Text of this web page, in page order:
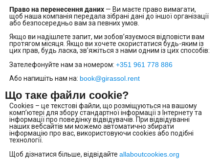
Право на перенесення даних— Ви маєте право вимагати,
щоб наша компанія передала зібрані дані до іншої організації
або безпосередньо вам за певних умов.
Якщо ви надішлете запит, ми зобов’язуємося відповісти вам
протягом місяця. Якщо ви хочете скористатися будь-яким із
цих прав, будь ласка, зв’яжіться з нами одним із цих способів:
Зателефонуйте нам за номером: +351 961 778 886
Або напишіть нам на: book@girassol.rent
Що таке файли cookie?
Cookies – це текстові файли, що розміщуються на вашому
комп’ютері для збору стандартної інформації з Інтернету та
інформації про поведінку відвідувачів. При відвідуванні
наших вебсайтів ми можемо автоматично збирати
інформацію про вас, використовуючи cookies або подібні
технології.
Щоб дізнатися більше, відвідайте allaboutcookies.org